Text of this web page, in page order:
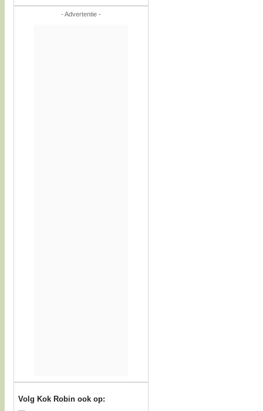
- Advertentie -
Volg Kok Robin ook op: